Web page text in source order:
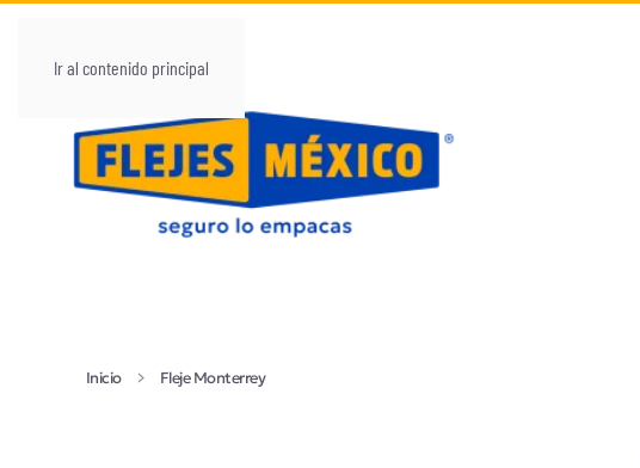
Ir al contenido principal
Inicio Fleje Monterrey